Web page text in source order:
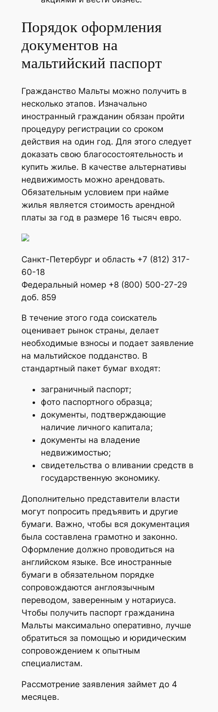
Порядок оформления
документов на
мальтийский паспорт
Гражданство Мальты можно получить в
несколько этапов. Изначально
иностранный гражданин обязан пройти
процедуру регистрации со сроком
действия на один год. Для этого следует
доказать свою благосостоятельность и
купить жилье. В качестве альтернативы
недвижимость можно арендовать.
Обязательным условием при найме
жилья является стоимость арендной
платы за год в размере 16 тысяч евро.
Санкт-Петербург и область +7 (812) 317-
60-18
Федеральный номер +8 (800) 500-27-29
доб. 859
В течение этого года соискатель
оценивает рынок страны, делает
необходимые взносы и подает заявление
на мальтийское подданство. В
стандартный пакет бумаг входят:
заграничный паспорт;
фото паспортного образца;
документы, подтверждающие
наличие личного капитала;
документы на владение
недвижимостью;
свидетельства о вливании средств в
государственную экономику.
Дополнительно представители власти
могут попросить предъявить и другие
бумаги. Важно, чтобы вся документация
была составлена грамотно и законно.
Оформление должно проводиться на
английском языке. Все иностранные
бумаги в обязательном порядке
сопровождаются англоязычным
переводом, заверенным у нотариуса.
Чтобы получить паспорт гражданина
Мальты максимально оперативно, лучше
обратиться за помощью и юридическим
сопровождением к опытным
специалистам.
Рассмотрение заявления займет до 4
месяцев.